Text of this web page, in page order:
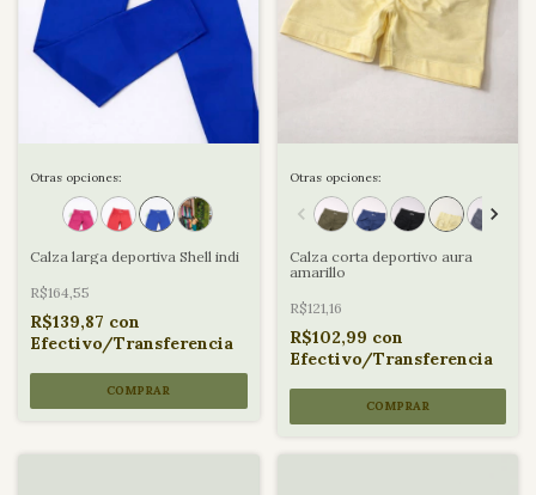
Otras opciones:
Calza larga deportiva Shell indi
R$164,55
R$139,87 con
Efectivo/Transferencia
COMPRAR
Otras opciones:
Calza corta deportivo aura
amarillo
R$121,16
R$102,99 con
Efectivo/Transferencia
COMPRAR